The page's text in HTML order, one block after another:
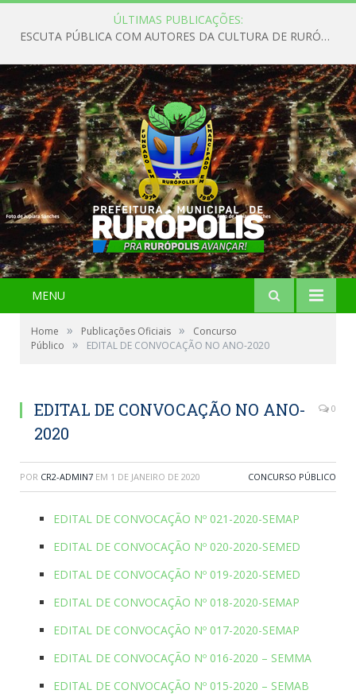
ÚLTIMAS PUBLICAÇÕES:
ESCUTA PÚBLICA COM AUTORES DA CULTURA DE RURÓPOLIS
MENU
Home » Publicações Oficiais »
Concurso
Público
» EDITAL DE CONVOCAÇÃO NO ANO-2020
EDITAL DE CONVOCAÇÃO NO ANO-
2020
0
POR CR2-ADMIN7 EM 1 DE JANEIRO DE 2020 CONCURSO PÚBLICO
EDITAL DE CONVOCAÇÃO Nº 021-2020-SEMAP
EDITAL DE CONVOCAÇÃO Nº 020-2020-SEMED
EDITAL DE CONVOCAÇÃO Nº 019-2020-SEMED
EDITAL DE CONVOCAÇÃO Nº 018-2020-SEMAP
EDITAL DE CONVOCAÇÃO Nº 017-2020-SEMAP
EDITAL DE CONVOCAÇÃO Nº 016-2020 – SEMMA
EDITAL DE CONVOCAÇÃO Nº 015-2020 – SEMAB